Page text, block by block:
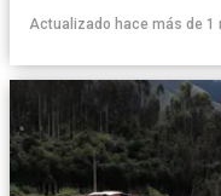
Actualizado hace más de 1